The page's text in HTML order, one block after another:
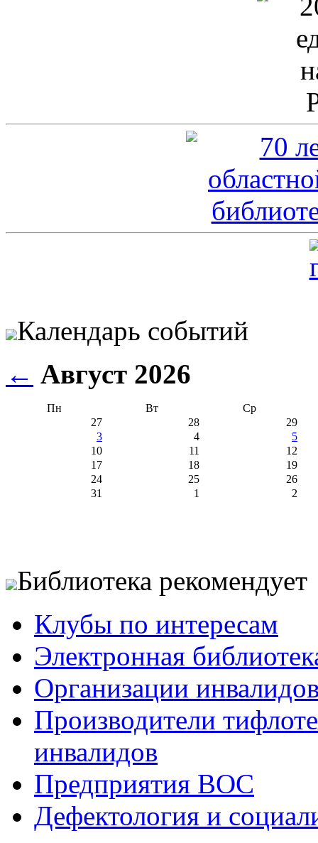
Календарь событий
← Август 2026
Пн Вт
Ср
27
28
29
3
4
5
10
11
12
17
18
19
24
25
26
31
1 2
Библиотека рекомендует
Клубы по интересам
Электронная
Организации
Производители
инвалидов
Предприятия ВОС
Дефектология и